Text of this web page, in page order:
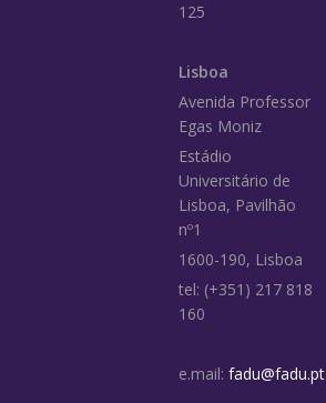
125
Lisboa
Avenida Professor
Egas Moniz
Estádio
Universitário de
Lisboa, Pavilhão
nº1
1600-190, Lisboa
tel: (+351) 217 818
160
e.mail: fadu@fadu.pt